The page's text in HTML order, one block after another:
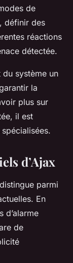
de
définir des
réactions
détectée.
système un
la
plus sur
il est
d’Ajax
parmi
En
d’alarme
de